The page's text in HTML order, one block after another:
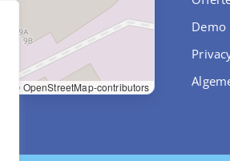
© OpenStreetMap-contributors
Demo